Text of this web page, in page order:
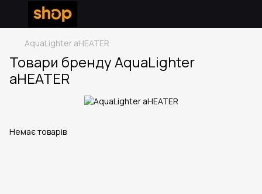
AquaLighter aHEATER
Товари бренду AquaLighter
aHEATER
Немає товарів